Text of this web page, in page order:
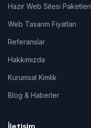
Hazır Web Sitesi Paketleri
Web Tasarım Fiyatları
Referanslar
Hakkımızda
Kurumsal Kimlik
Blog & Haberler